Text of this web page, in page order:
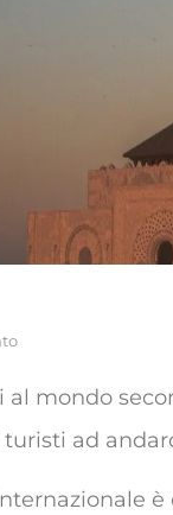
al mondo
ad